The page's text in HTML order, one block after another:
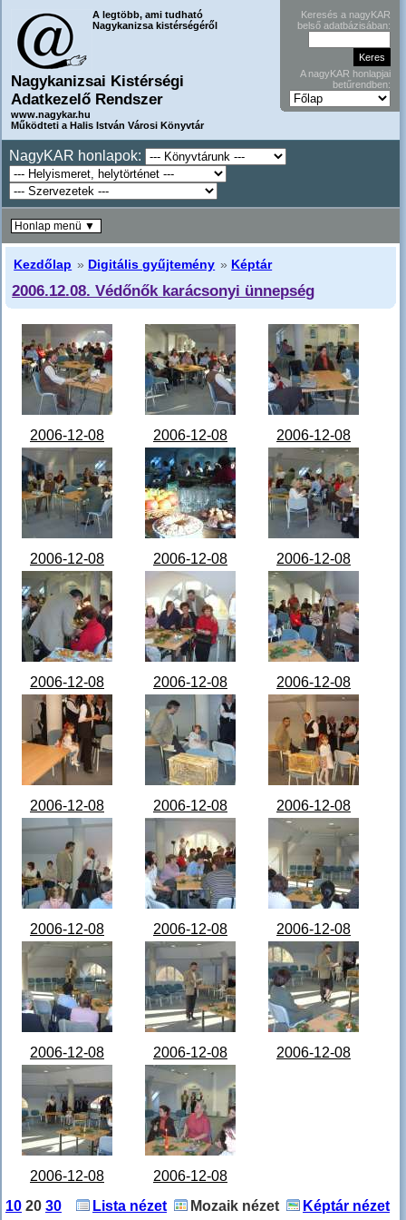
A legtöbb, ami tudható
Nagykanizsa kistérségéről
Nagykanizsai Kistérségi
Adatkezelő Rendszer
www.nagykar.hu
Működteti a Halis István Városi Könyvtár
Keresés a nagyKAR
belső adatbázisában:
A nagyKAR honlapjai
betűrendben:
NagyKAR honlapok:
Kezdőlap » Digitális gyűjtemény » Képtár
2006.12.08. Védőnők karácsonyi ünnepség
2006-12-08
Védőnők
karácsony -
STA64467.JPG
2006-12-08
Védőnők
karácsony -
STA64468.JPG
2006-12-08
Védőnők
karácsony -
STA64469.JPG
2006-12-08
Védőnők
karácsony -
STA64470.JPG
2006-12-08
Védőnők
karácsony -
STA64471.JPG
2006-12-08
Védőnők
karácsony -
STA64472.JPG
2006-12-08
Védőnők
karácsony -
STA64473.JPG
2006-12-08
Védőnők
karácsony -
STA64474.JPG
2006-12-08
Védőnők
karácsony -
STA64476.JPG
2006-12-08
Védőnők
karácsony -
STA64477.JPG
2006-12-08
Védőnők
karácsony -
STA64478.JPG
2006-12-08
Védőnők
karácsony -
STA64479.JPG
2006-12-08
Védőnők
karácsony -
STA64480.JPG
2006-12-08
Védőnők
karácsony -
STA64481.JPG
2006-12-08
Védőnők
karácsony -
STA64482.JPG
2006-12-08
Védőnők
karácsony -
STA64483.JPG
2006-12-08
Védőnők
karácsony -
STA64484.JPG
2006-12-08
2006-12-08
Védőnők
2006-12-08
Védőnők
10 20 30 Lista nézet Mozaik nézet Képtár nézet
Honlap menü ▼